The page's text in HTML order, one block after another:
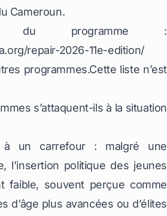
Cameroun.
du programme :
repair-2026-11e-edition/
programmes.Cette liste n’est
s’attaquent-ils à la situation
à un carrefour : malgré une
l’insertion politique des jeunes
faible, souvent perçue comme
d’âge plus avancées ou d’élites